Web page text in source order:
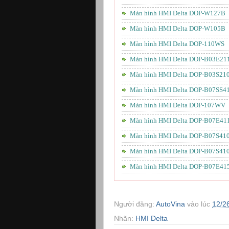
Màn hình HMI Delta DOP-W127B
Màn hình HMI Delta DOP-W105B
Màn hình HMI Delta DOP-110WS
Màn hình HMI Delta DOP-
Màn hình HMI Delta DOP-B03S210
Màn hình HMI Delta DOP-
Màn hình HMI Delta DOP-107WV
Màn hình HMI Delta DOP-
Màn hình HMI Delta DOP-
Màn hình HMI Delta DOP-B07S410
Màn hình HMI Delta DOP-
Người đăng: AutoVina vào lúc 12/
Nhãn: HMI Delta